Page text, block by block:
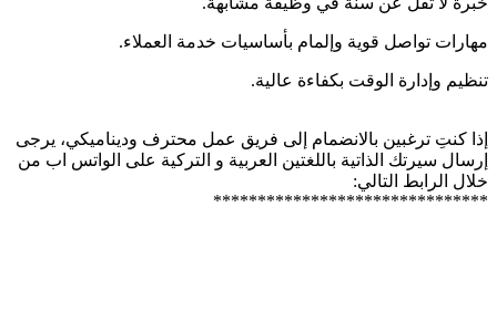
مهارات تواصل قوية وإلمام بأساسيات خدمة العملاء.
تنظيم وإدارة الوقت بكفاءة عالية.
إذا كنتِ ترغبين بالانضمام إلى فريق عمل محترف وديناميكي، يرجى
إرسال سيرتك الذاتية باللغتين العربية و التركية على الواتس اب من
خلال الرابط التالي:
*******************************